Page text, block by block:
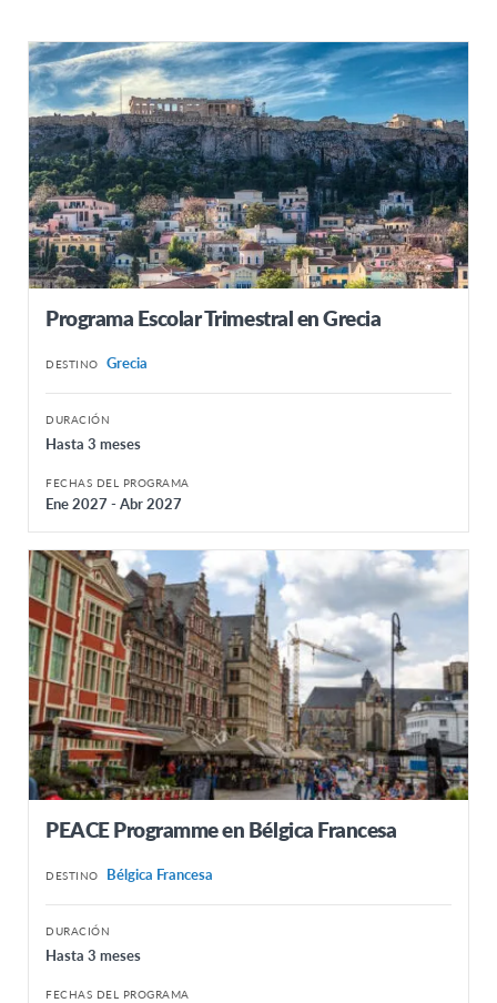
Programa Escolar Trimestral en Grecia
DESTINO Grecia
DURACIÓN
Hasta 3 meses
FECHAS DEL PROGRAMA
Ene 2027 - Abr 2027
PEACE Programme en Bélgica Francesa
DESTINO Bélgica Francesa
DURACIÓN
Hasta 3 meses
FECHAS DEL PROGRAMA